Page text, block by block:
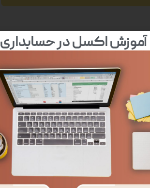
عضو
امینیان
آموزش اکسل در حسابداری